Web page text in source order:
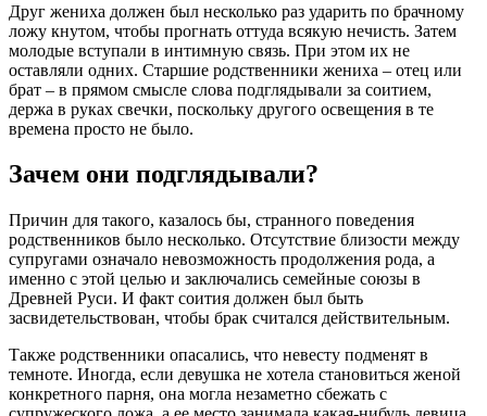
Друг жениха должен был несколько раз ударить по брачному
ложу кнутом, чтобы прогнать оттуда всякую нечисть. Затем
молодые вступали в интимную связь. При этом их не
оставляли одних. Старшие родственники жениха – отец или
брат – в прямом смысле слова подглядывали за соитием,
держа в руках свечки, поскольку другого освещения в те
времена просто не было.
Зачем они подглядывали?
Причин для такого, казалось бы, странного поведения
родственников было несколько. Отсутствие близости между
супругами означало невозможность продолжения рода, а
именно с этой целью и заключались семейные союзы в
Древней Руси. И факт соития должен был быть
засвидетельствован, чтобы брак считался действительным.
Также родственники опасались, что невесту подменят в
темноте. Иногда, если девушка не хотела становиться женой
конкретного парня, она могла незаметно сбежать с